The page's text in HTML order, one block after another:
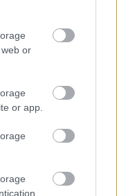
or
or app.
το σχόλιο